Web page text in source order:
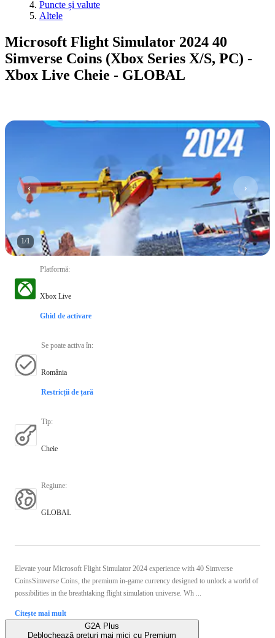
Puncte și valute
Altele
Microsoft Flight Simulator 2024 40
Simverse Coins (Xbox Series X/S, PC) -
Xbox Live Cheie - GLOBAL
1/1
Platformă:
Xbox Live
Ghid de activare
Se poate activa în:
România
Restricții de țară
Tip:
Cheie
Regiune:
GLOBAL
Elevate your Microsoft Flight Simulator 2024 experience with 40 Simverse
CoinsSimverse Coins, the premium in-game currency designed to unlock a world of
possibilities in the breathtaking flight simulation universe. Wh ...
Citește mai mult
G2A Plus
Deblochează prețuri mai mici cu Premium